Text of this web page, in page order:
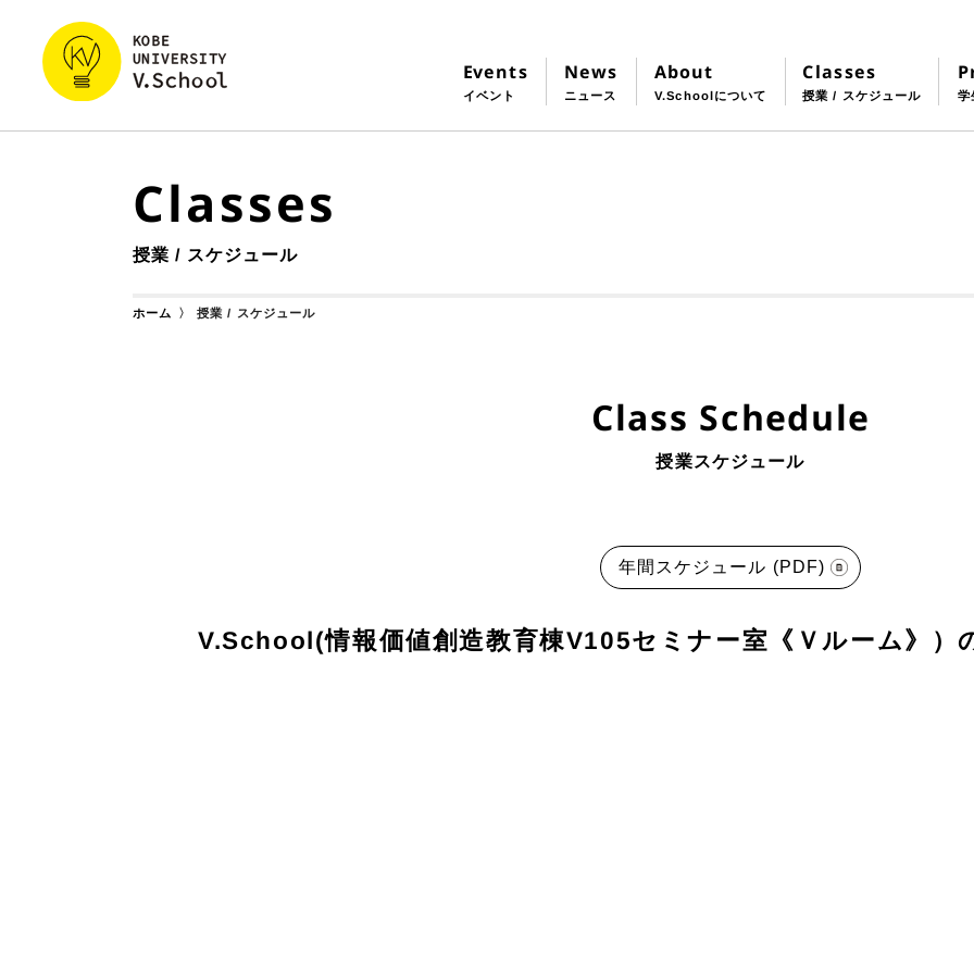
Events
イベント
News
ニュース
About
V.Schoolについて
Classes
授業 / スケジュール 学
Classes
授業 / スケジュール
ホーム 授業 / スケジュール
Class Schedule
授業スケジュール
年間スケジュール (PDF)
V.School(情報価値創造教育棟V105セミナー室《Ｖルーム》）